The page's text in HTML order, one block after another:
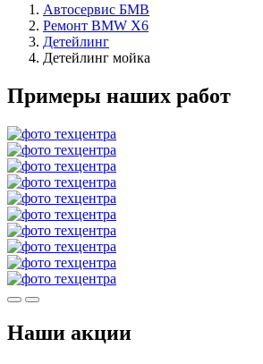
Автосервис БМВ
Ремонт BMW X6
Детейлинг
Детейлинг мойка
Примеры наших работ
Наши акции